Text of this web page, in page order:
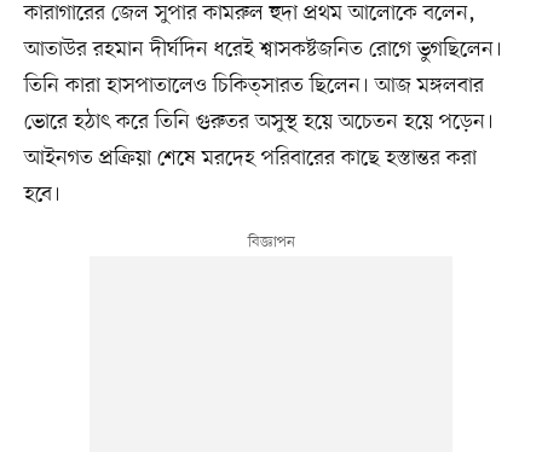
কারাগারের জেল সুপার কামরুল হুদা প্রথম আলোকে বলেন,
আতাউর রহমান দীর্ঘদিন ধরেই শ্বাসকষ্টজনিত রোগে ভুগছিলেন।
তিনি কারা হাসপাতালেও চিকিত্সারত ছিলেন। আজ মঙ্গলবার
ভোরে হঠাৎ করে তিনি গুরুতর অসুস্থ হয়ে অচেতন হয়ে পড়েন।
আইনগত প্রক্রিয়া শেষে মরদেহ পরিবারের কাছে হস্তান্তর করা
হবে।